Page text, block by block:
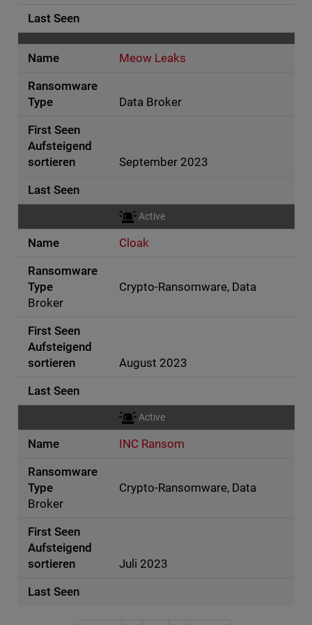
Meow Leaks
Data Broker
September 2023
Active
Cloak
Crypto-Ransomware, Data
Broker
August 2023
Active
INC Ransom
Crypto-Ransomware, Data
Broker
Juli 2023